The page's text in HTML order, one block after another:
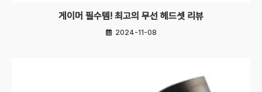
게이머 필수템! 최고의 무선 헤드셋 리뷰
2024-11-08